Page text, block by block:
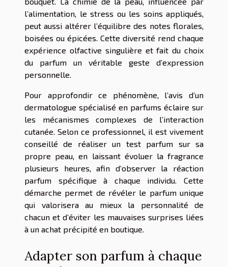
l’alimentation, le stress ou les soins appliqués,
peut aussi altérer l’équilibre des notes florales,
boisées ou épicées. Cette diversité rend chaque
expérience olfactive singulière et fait du choix
du parfum un véritable geste d’expression
personnelle.
Pour approfondir ce phénomène, l’avis d’un
dermatologue spécialisé en parfums éclaire sur
les mécanismes complexes de l’interaction
cutanée. Selon ce professionnel, il est vivement
conseillé de réaliser un test parfum sur sa
propre peau, en laissant évoluer la fragrance
plusieurs heures, afin d’observer la réaction
parfum spécifique à chaque individu. Cette
démarche permet de révéler le parfum unique
qui valorisera au mieux la personnalité de
chacun et d’éviter les mauvaises surprises liées
à un achat précipité en boutique.
Adapter son parfum à chaque